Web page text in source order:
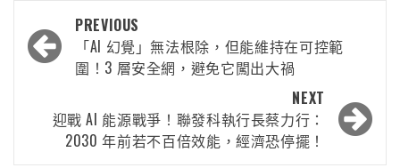
PREVIOUS
「AI 幻覺」無法根除，但能維持在可控範
圍！3 層安全網，避免它闖出大禍
NEXT
迎戰 AI 能源戰爭！聯發科執行長蔡力行：
2030 年前若不百倍效能，經濟恐停擺！